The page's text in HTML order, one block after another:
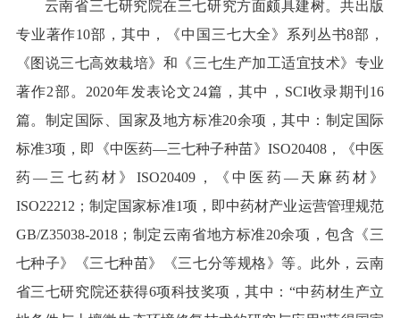
云南省三七研究院在三七研究方面颇具建树。共出版
专业著作10部，其中，《中国三七大全》系列丛书8部，
《图说三七高效栽培》和《三七生产加工适宜技术》专业
著作2部。2020年发表论文24篇，其中，SCI收录期刊16
篇。制定国际、国家及地方标准20余项，其中：制定国际
标准3项，即《中医药—三七种子种苗》ISO20408，《中医
药—三七药材》ISO20409，《中医药—天麻药材》
ISO22212；制定国家标准1项，即中药材产业运营管理规范
GB/Z35038-2018；制定云南省地方标准20余项，包含《三
七种子》《三七种苗》《三七分等规格》等。此外，云南
省三七研究院还获得6项科技奖项，其中：“中药材生产立